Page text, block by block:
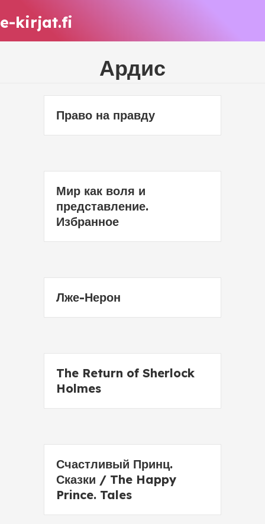
e-kirjat.fi
Ардис
Право на правду
Мир как воля и
представление.
Избранное
Лже-Нерон
The Return of Sherlock
Holmes
Счастливый Принц.
Сказки / The Happy
Prince. Tales